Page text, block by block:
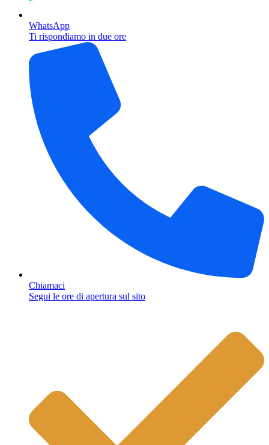
WhatsApp
Ti rispondiamo in due ore
Chiamaci
Segui le ore di apertura sul sito